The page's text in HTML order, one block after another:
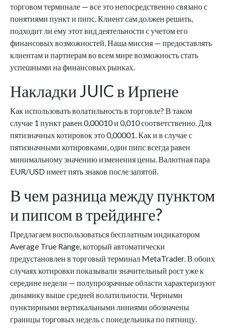
торговом терминале — все это непосредственно связано с
понятиями пункт и пипс. Клиент сам должен решить,
подходит ли ему этот вид деятельности с учетом его
финансовых возможностей. Наша миссия — предоставлять
клиентам и партнерам во всем мире возможность стать
успешными на финансовых рынках.
Накладки JUIC в Ирпене
Как использовать волатильность в торговле? В таком
случае 1 пункт равен 0,00010 и 0,010 соответственно. Для
пятизначных котировок это 0,00001. Как и в случае с
пятизначными котировками, один пипс всегда равен
минимальному значению изменения цены. Валютная пара
EUR/USD имеет пять знаков после запятой.
В чем разница между пунктом
и пипсом в трейдинге?
Предлагаем воспользоваться бесплатным индикатором
Average True Range, который автоматически
предустановлен в торговый терминал MetaTrader. В обоих
случаях котировки показывали значительный рост уже к
середине недели — полупрозрачные области характеризуют
динамику выше средней волатильности. Черными
пунктирными вертикальными линиями обозначены
границы торговых недель с понедельника по пятницу.